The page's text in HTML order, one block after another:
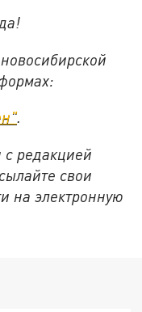
.
с редакцией
свои
на электронную